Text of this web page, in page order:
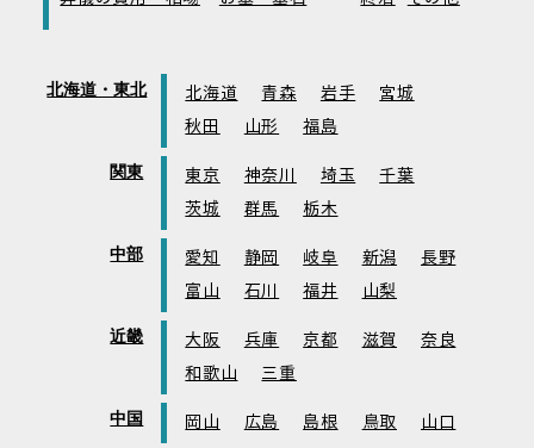
北海道・東北 北海道 青森 岩手
宮城
秋田
山形 福島
関東 東京 神奈川 埼玉
千葉
茨城
群馬 栃木
中部 愛知 静岡 岐阜 新潟
長野
富山
石川 福井 山梨
近畿 大阪 兵庫 京都 滋賀
奈良
和歌山
三重
中国 岡山 広島 島根 鳥取 山口